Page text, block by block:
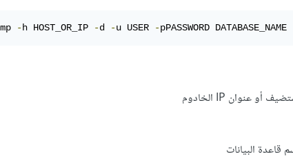
-h HOST_OR_IP -d -u USER -pPASSWORD DATABASE_NAME